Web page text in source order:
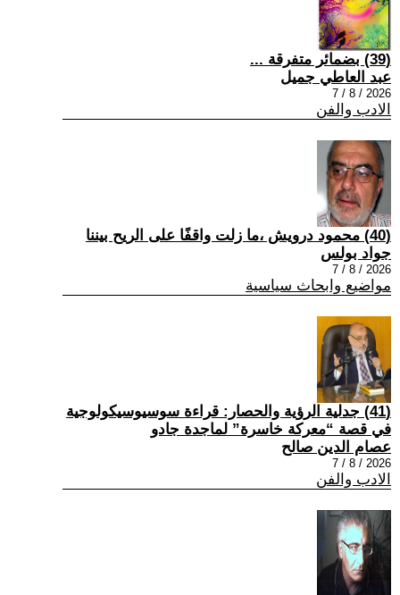
(39) بضمائر متفرقة ...
عبد العاطي جميل
2026 / 8 / 7
الادب والفن
(40) محمود درويش ،ما زلت واقفًا على الريح بيننا
جواد بولس
2026 / 8 / 7
مواضيع وابحاث سياسية
(41) جدلية الرؤية والحصار: قراءة سوسيوسيكولوجية
في قصة “معركة خاسرة” لماجدة جادو
عصام الدين صالح
2026 / 8 / 7
الادب والفن